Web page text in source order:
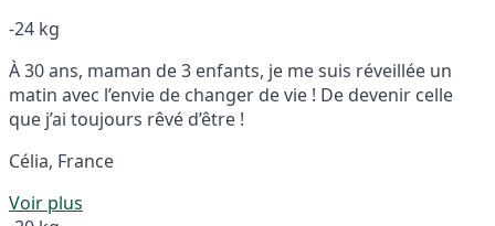
-24 kg
À 30 ans, maman de 3 enfants, je me suis réveillée un
matin avec l’envie de changer de vie ! De devenir celle
que j’ai toujours rêvé d’être !
Célia, France
Voir plus